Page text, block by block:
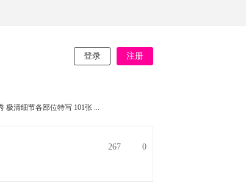
登录 注册
极清细节各部位特写 101张 ...
0
267